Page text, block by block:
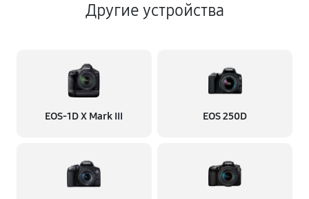
Другие устройства
EOS‑1D X Mark III EOS 250D